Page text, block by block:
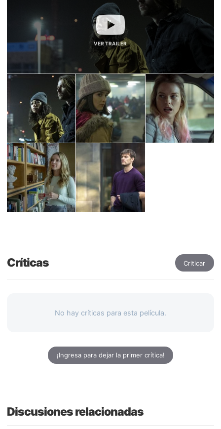
VER TRAILER
Críticas Criticar
No hay críticas para esta película.
¡Ingresa para dejar la primer crítica!
Discusiones relacionadas